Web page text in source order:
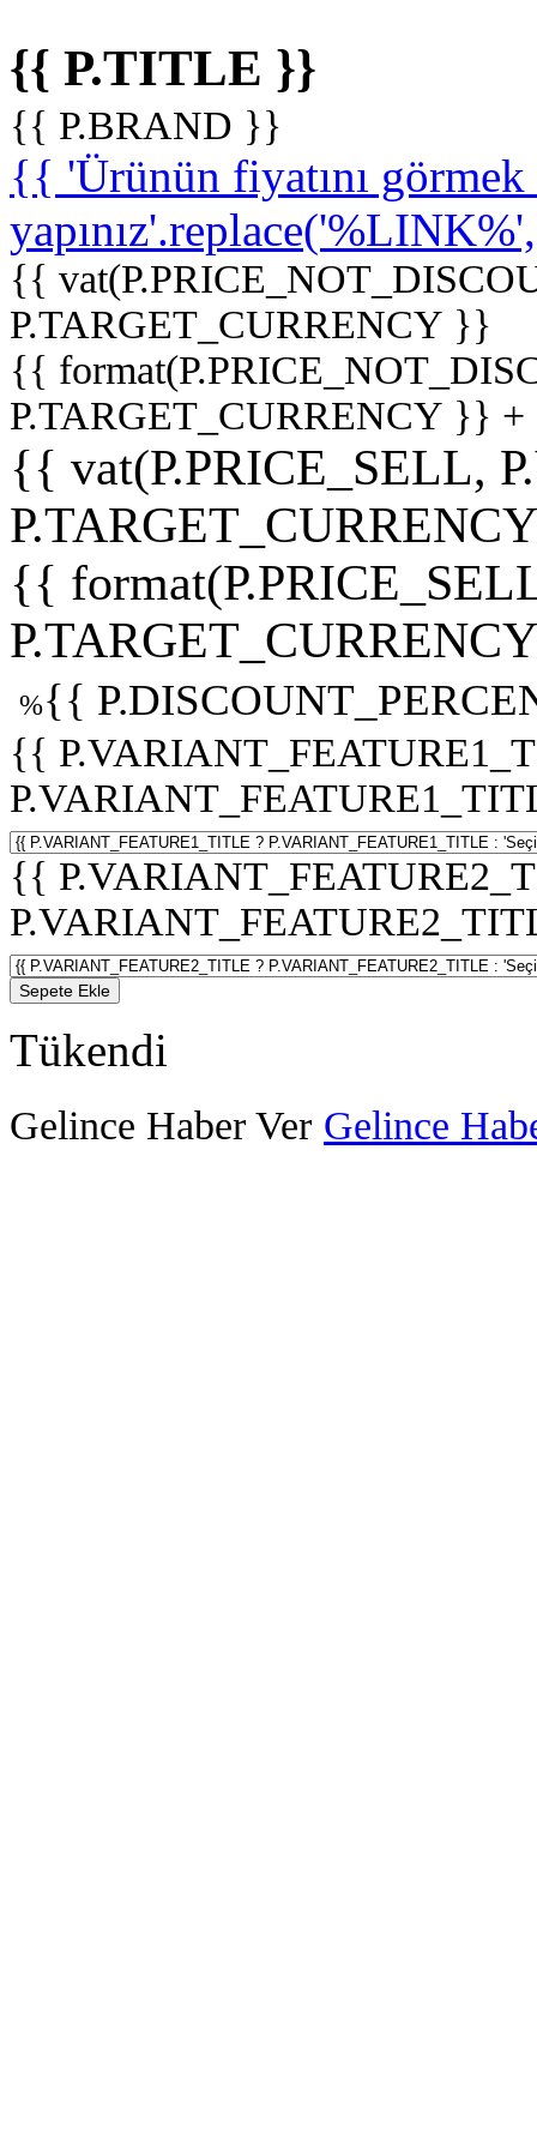
{{ P.TITLE }}
{{ P.BRAND }}
{{ 'Ürünün fiyatını
{{
P.TARGET_CURRENCY }}
{{
P.TARGET_CURRENCY }}
{{ vat(P.PRICE_SELL,
{{
%{{
{{
{{
Sepete Ekle
Tükendi
Gelince Haber Ver Gelince